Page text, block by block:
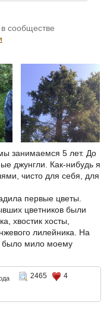
в сообществе
занимаемся 5 лет. До
джунгли. Как-нибудь я
чисто для себя, для
первые цветы.
цветников были
хвостик хосты,
лилейника. На
было мило моему
2465
4